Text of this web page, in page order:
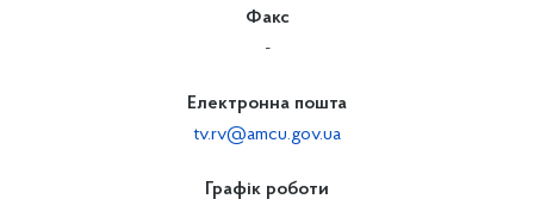
Факс
-
Електронна пошта
tv.rv@amcu.gov.ua
Графік роботи